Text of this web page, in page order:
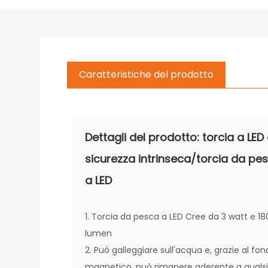
Caratteristiche del prodotto
Dettagli del prodotto: torcia a LED
sicurezza intrinseca/torcia da
a LED
1. Torcia da pesca a LED Cree da 3 watt e
lumen
2. Può galleggiare sull'acqua e, grazie al